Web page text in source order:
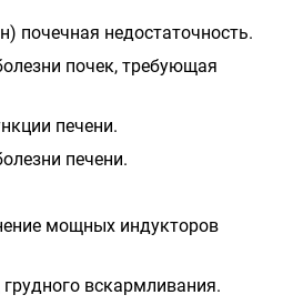
почечная недостаточность.
почек, требующая
печени.
печени.
мощных индукторов
вскармливания.